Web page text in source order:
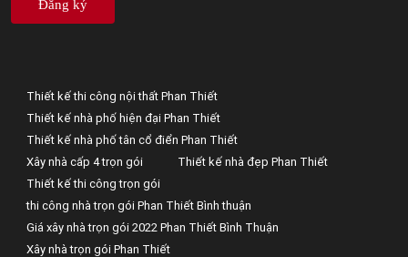
Đăng ký
Thiết kế thi công nội thất Phan Thiết
Thiết kế nhà phố hiện đại Phan Thiết
Thiết kế nhà phố tân cổ điển Phan Thiết
Xây nhà cấp 4 trọn gói
Thiết kế nhà đẹp Phan Thiết
Thiết kế thi công trọn gói
thi công nhà trọn gói Phan Thiết Bình thuận
Giá xây nhà trọn gói 2022 Phan Thiết Bình Thuận
Xây nhà trọn gói Phan Thiết